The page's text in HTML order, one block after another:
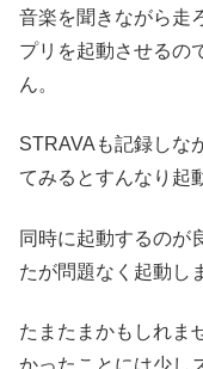
音楽を聞きながら走
プリを起動させるの
ん。
STRAVAも記録しな
てみるとすんなり起
同時に起動するのが
たが問題なく起動し
たまたまかもしれま
かったことには少し